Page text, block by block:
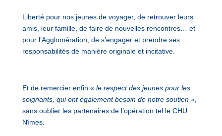
Liberté pour nos jeunes de voyager, de retrouver leurs
amis, leur famille, de faire de nouvelles rencontres… et
pour l’Agglomération, de s’engager et prendre ses
responsabilités de manière originale et incitative.
Et de remercier enfin « le respect des jeunes pour les
soignants, qui ont également besoin de notre soutien »,
sans oublier les partenaires de l’opération tel le CHU
Nîmes.